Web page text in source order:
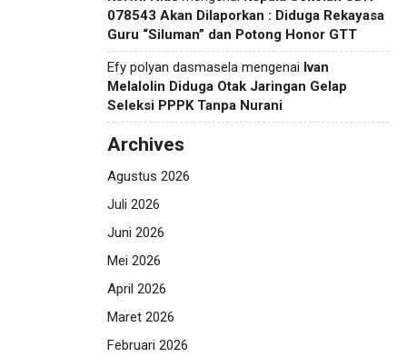
078543 Akan Dilaporkan : Diduga Rekayasa
Guru “Siluman” dan Potong Honor GTT
Efy polyan dasmasela mengenai Ivan
Melalolin Diduga Otak Jaringan Gelap
Seleksi PPPK Tanpa Nurani
Archives
Agustus 2026
Juli 2026
Juni 2026
Mei 2026
April 2026
Maret 2026
Februari 2026